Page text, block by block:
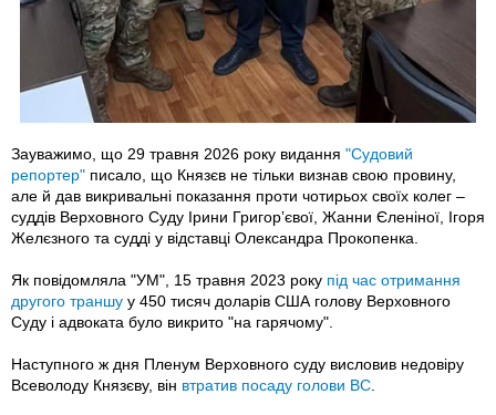
Зауважимо, що 29 травня 2026 року видання "Судовий
репортер" писало, що Князєв не тільки визнав свою провину,
але й дав викривальні показання проти чотирьох своїх колег –
суддів Верховного Суду Ірини Григорʼєвої, Жанни Єленіної, Ігоря
Желєзного та судді у відставці Олександра Прокопенка.
Як повідомляла "УМ", 15 травня 2023 року під час отримання
другого траншу у 450 тисяч доларів США голову Верховного
Суду і адвоката було викрито "на гарячому".
Наступного ж дня Пленум Верховного суду висловив недовіру
Всеволоду Князєву, він втратив посаду голови ВС.